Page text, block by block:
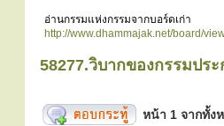
อ่านกรรมแห่งกรรมจากบอร์ดเก่า
http://www.dhammajak.net/board/
58277.วิบากของกรรมประ
หน้า 1 จากทั้ง